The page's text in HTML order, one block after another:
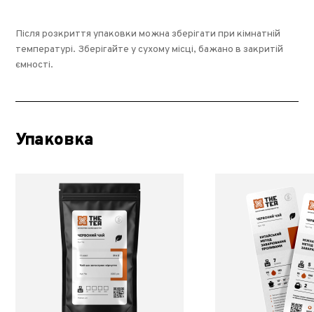
Після розкриття упаковки можна зберігати при кімнатній
температурі. Зберігайте у сухому місці, бажано в закритій
ємності.
Упаковка